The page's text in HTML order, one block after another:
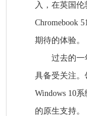
入，在英国
Chromebook
期待的体验。
过去的一年
具备受关注。
Windows 10
的原生支持。